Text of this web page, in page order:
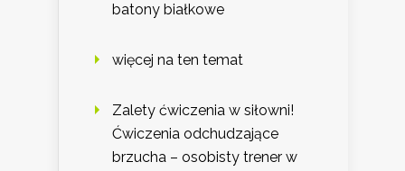
batony białkowe
więcej na ten temat
Zalety ćwiczenia w siłowni!
Ćwiczenia odchudzające
brzucha – osobisty trener w